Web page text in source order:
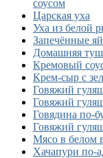
соусом
Царская уха
Уха из белой
Запечённые
Домашняя
Кремовый
Крем-сыр с
Говяжий
Говяжий
Говядина по-
Говяжий
Мясо в белом
Хачапури по-